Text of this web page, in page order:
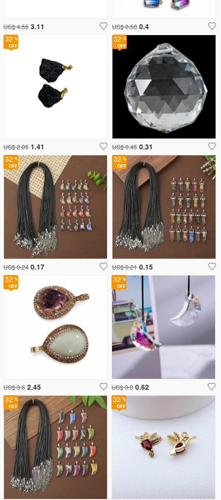
US$ 0.58 0.4
32
US$ 0.45 0.31
US$ 4.56 3.11
32
US$ 2.06 1.41
32
US$ 0.24 0.17
32
US$ 0.21 0.15
32
32
US$ 3.6 2.45
32
US$ 0.9 0.62
32